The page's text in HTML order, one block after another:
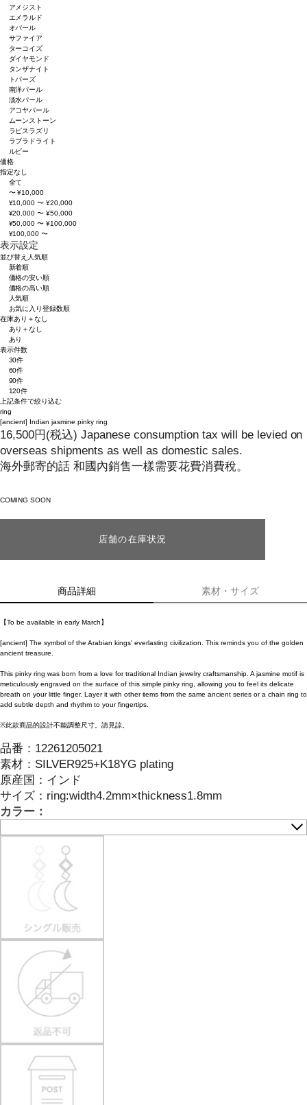
アメジスト
エメラルド
オパール
サファイア
ターコイズ
ダイヤモンド
タンザナイト
トパーズ
南洋パール
淡水パール
アコヤパール
ムーンストーン
ラピスラズリ
ラブラドライト
ルビー
価格
指定なし
全て
〜 ¥10,000
¥10,000 〜 ¥20,000
¥20,000 〜 ¥50,000
¥50,000 〜 ¥100,000
¥100,000 〜
表示設定
並び替え 人気順
新着順
価格の安い順
価格の高い順
人気順
お気に入り登録数順
在庫あり＋なし
あり＋なし
あり
表示件数
30件
60件
90件
120件
上記条件で絞り込む
ring
[ancient] Indian jasmine pinky ring
16,500円 (税込) Japanese consumption tax will be levied on
overseas shipments as well as domestic sales.
海外郵寄的話 和國內銷售一樣需要花費消費稅。
COMING SOON
店舗の在庫状況
商品詳細 素材・サイズ
【To be available in early March】
[ancient] The symbol of the Arabian kings' everlasting civilization. This reminds you of the golden
ancient treasure.
This pinky ring was born from a love for traditional Indian jewelry craftsmanship. A jasmine motif is
meticulously engraved on the surface of this simple pinky ring, allowing you to feel its delicate
breath on your little finger. Layer it with other items from the same ancient series or a chain ring to
add subtle depth and rhythm to your fingertips.
※此款商品的設計不能調整尺寸。請見諒。
品番： 12261205021
素材： SILVER925+K18YG plating
原産国： インド
サイズ： ring:width4.2mm×thickness1.8mm
カラー：